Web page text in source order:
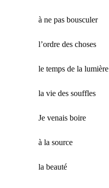
à ne pas bousculer
l’or­dre des choses
le temps de la lumière
la vie des souffles
Je venais boire
à la source
la beauté